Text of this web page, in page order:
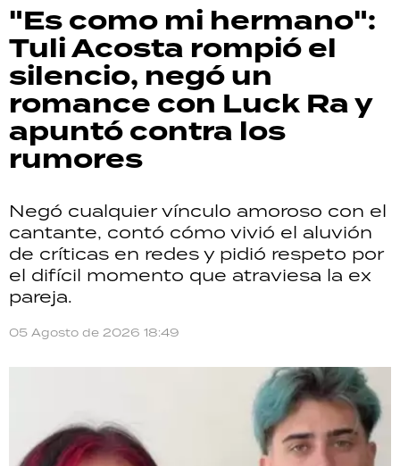
"Es como mi hermano":
Tuli Acosta rompió el
silencio, negó un
romance con Luck Ra y
apuntó contra los
rumores
Negó cualquier vínculo amoroso con el
cantante, contó cómo vivió el aluvión
de críticas en redes y pidió respeto por
el difícil momento que atraviesa la ex
pareja.
05 Agosto de 2026 18:49